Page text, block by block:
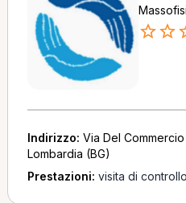
Indirizzo: Via Del
Lombardia (BG)
Prestazioni: visita di controllo